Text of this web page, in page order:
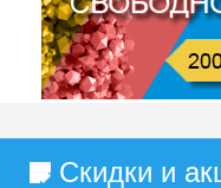
Скидки и